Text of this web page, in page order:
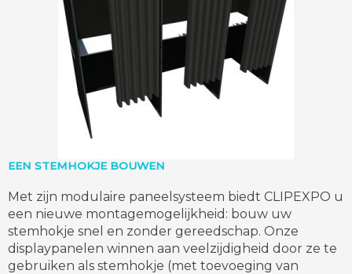
EEN STEMHOKJE BOUWEN
Met zijn modulaire paneelsysteem biedt CLIPEXPO u
een nieuwe montagemogelijkheid: bouw uw
stemhokje snel en zonder gereedschap. Onze
displaypanelen winnen aan veelzijdigheid door ze te
gebruiken als stemhokje (met toevoeging van